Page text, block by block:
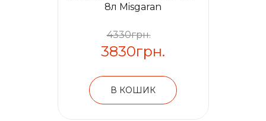
8л Misgaran
4330грн.
3830грн.
В КОШИК